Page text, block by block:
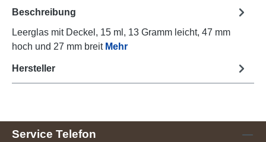
Beschreibung
Leerglas mit Deckel, 15 ml, 13 Gramm leicht, 47 mm
hoch und 27 mm breit Mehr
Hersteller
Service Telefon